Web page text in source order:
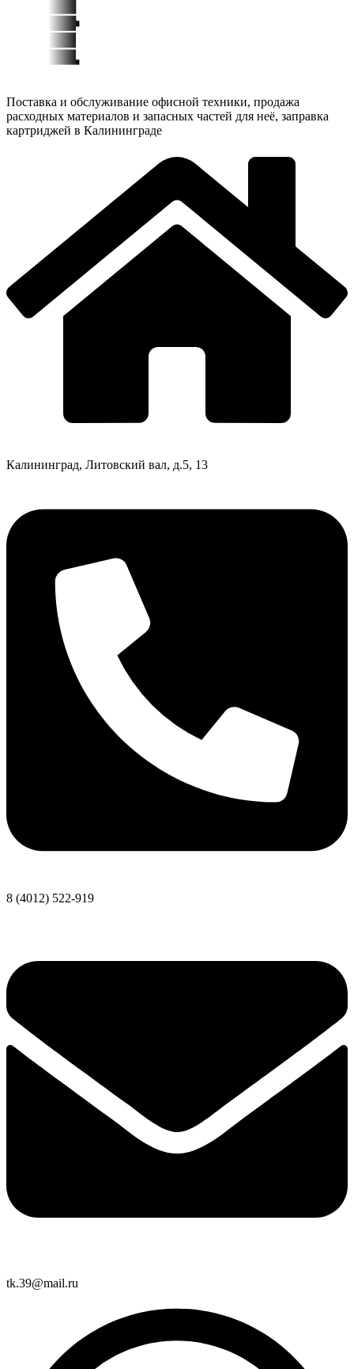
Поставка и обслуживание офисной техники, продажа
расходных материалов и запасных частей для неё, заправка
картриджей в Калининграде
Калининград, Литовский вал, д.5, 13
8 (4012) 522-919
tk.39@mail.ru